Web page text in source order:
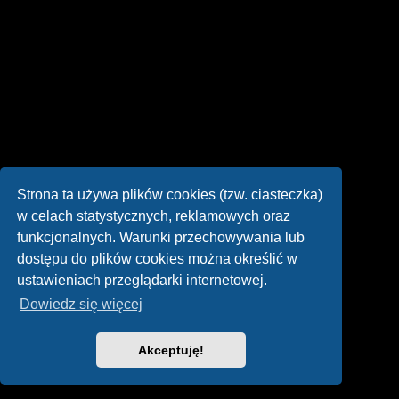
Strona ta używa plików cookies (tzw. ciasteczka)
w celach statystycznych, reklamowych oraz
funkcjonalnych. Warunki przechowywania lub
dostępu do plików cookies można określić w
ustawieniach przeglądarki internetowej.
Dowiedz się więcej
Akceptuję!